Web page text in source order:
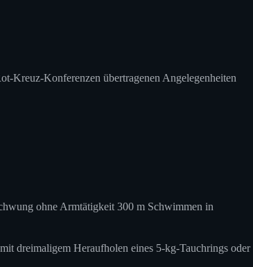
Kreuz-Konferenzen übertragenen Angelegenheiten
ohne Armtätigkeit 300 m Schwimmen in
dreimaligem Heraufholen eines 5-kg-Tauchrings oder